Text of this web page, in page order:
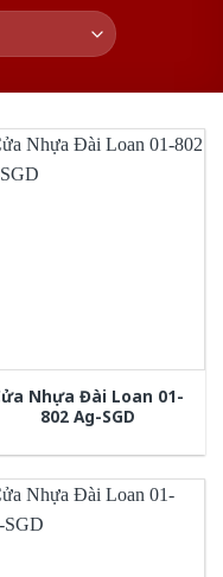
Nhựa Đài Loan 01-
802 Ag-SGD